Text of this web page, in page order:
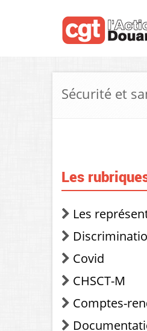
Sécurité et
Les
Les
Covid
CHSCT-M
Comptes-